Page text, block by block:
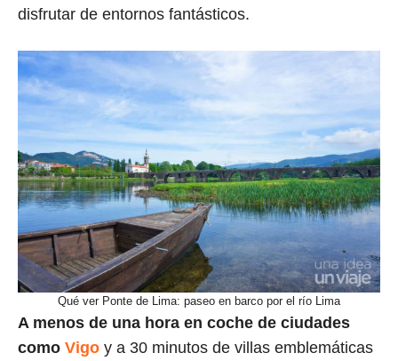
disfrutar de entornos fantásticos.
Qué ver Ponte de Lima: paseo en barco por el río Lima
A menos de una hora en coche de ciudades
como Vigo y a 30 minutos de villas emblemáticas